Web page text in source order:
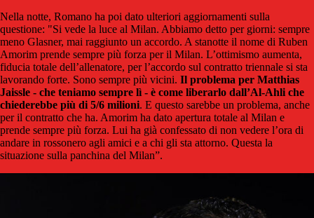
Nella notte, Romano ha poi dato ulteriori aggiornamenti sulla
questione: "Si vede la luce al Milan. Abbiamo detto per giorni: sempre
meno Glasner, mai raggiunto un accordo. A stanotte il nome di Ruben
Amorim prende sempre più forza per il Milan. L’ottimismo aumenta,
fiducia totale dell’allenatore, per l’accordo sul contratto triennale si sta
lavorando forte. Sono sempre più vicini. Il problema per Matthias
Jaissle - che teniamo sempre lì - è come liberarlo dall’Al-Ahli che
chiederebbe più di 5/6 milioni. E questo sarebbe un problema, anche
per il contratto che ha. Amorim ha dato apertura totale al Milan e
prende sempre più forza. Lui ha già confessato di non vedere l’ora di
andare in rossonero agli amici e a chi gli sta attorno. Questa la
situazione sulla panchina del Milan”.